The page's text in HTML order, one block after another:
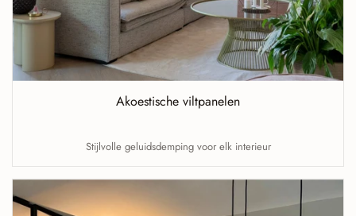
Akoestische viltpanelen
Stijlvolle geluidsdemping voor elk interieur